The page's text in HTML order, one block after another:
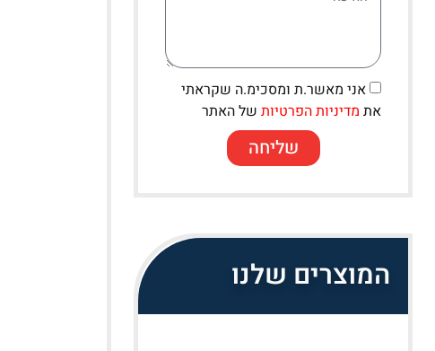
אני מאשר.ת ומסכימ.ה שקראתי
את מדיניות הפרטיות של האתר
שליחה
המוצרים שלנו